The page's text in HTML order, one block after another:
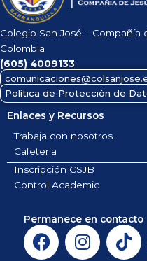
Colegio San José – Compañía
Colombia
(605) 4009133
Política de Protección de
Enlaces y Recursos
Trabaja con nosotros
Cafetería
Inscripción CSJB
Control Academic
Permanece en contacto
F
a
I
n
T
i